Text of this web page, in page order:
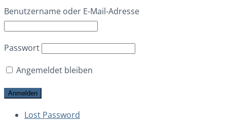
Benutzername oder E-Mail-Adresse
Passwort
Angemeldet bleiben
Lost Password